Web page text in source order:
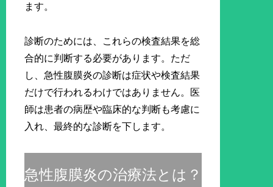
ます。
診断のためには、これらの検査結果を総
合的に判断する必要があります。ただ
し、急性腹膜炎の診断は症状や検査結果
だけで行われるわけではありません。医
師は患者の病歴や臨床的な判断も考慮に
入れ、最終的な診断を下します。
急性腹膜炎の治療法とは？